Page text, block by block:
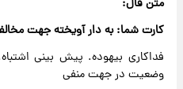
متن فال:
کارت شما: به دار آویخته جهت
فداکاری بیهوده. پیش بینی
وضعیت در جهت منفی